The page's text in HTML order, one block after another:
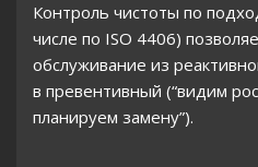
Контроль чистоты по
числе по ISO 4406)
обслуживание из
в превентивный (“видим
планируем замену”).